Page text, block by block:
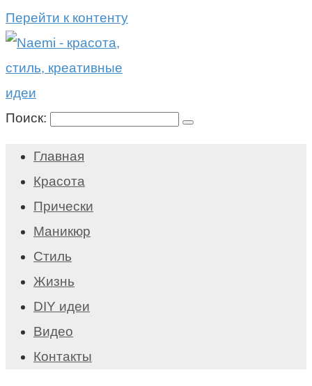
Перейти к контенту
Поиск:
Главная
Красота
Прически
Маникюр
Стиль
Жизнь
DIY идеи
Видео
Контакты